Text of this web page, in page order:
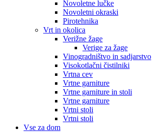
Novoletne lučke
Novoletni okraski
Pirotehnika
Vrt in okolica
Verižne žage
Verige za žage
Vinogradništvo in sadjarstvo
Visokotlačni čistilniki
Vrtna cev
Vrtne garniture
Vrtne garniture in stoli
Vrtne garniture
Vrtni stoli
Vrtni stoli
Vse za dom